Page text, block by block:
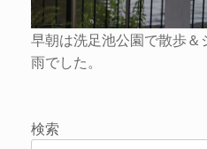
早朝は洗足池公園で散歩
雨でした。
検索